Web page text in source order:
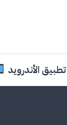
تطبيق الأندرويد